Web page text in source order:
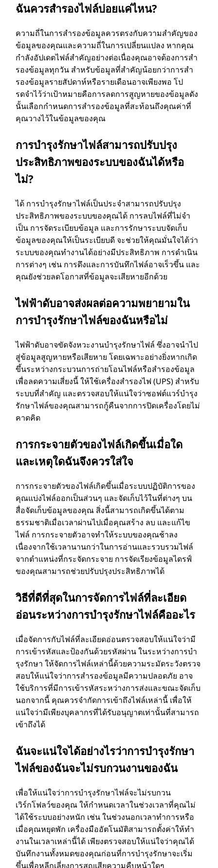
ฉันควรสํารองไฟล์บ่อยแค่ไหน?
ความถี่ในการสํารองข้อมูลควรตรงกับความสําคัญของ
ข้อมูลของคุณและความถี่ในการเปลี่ยนแปลง หากคุณ
กําลังอัปเดตไฟล์สําคัญอย่างต่อเนื่องคุณอาจต้องการสํา
รองข้อมูลทุกวัน สําหรับข้อมูลที่สําคัญน้อยกว่าการสํา
รองข้อมูลรายสัปดาห์หรือรายเดือนอาจเพียงพอ โป
รดจําไว้ว่าเป้าหมายคือการลดการสูญหายของข้อมูลดัง
นั้นเลือกกําหนดการสํารองข้อมูลที่สะท้อนถึงคุณค่าที่
คุณวางไว้ในข้อมูลของคุณ
การบํารุงรักษาไฟล์สามารถปรับปรุง
ประสิทธิภาพของระบบของฉันได้หรือ
ไม่?
ได้ การบํารุงรักษาไฟล์เป็นประจําสามารถปรับปรุง
ประสิทธิภาพของระบบของคุณได้ การลบไฟล์ที่ไม่จํา
เป็น การจัดระเบียบข้อมูล และการรักษาระบบจัดเก็บ
ข้อมูลของคุณให้เป็นระเบียบดี จะช่วยให้คุณมั่นใจได้ว่า
ระบบของคุณทํางานได้อย่างมีประสิทธิภาพ การดําเนิน
การต่างๆ เช่น การดึงและการบันทึกไฟล์อาจเร็วขึ้น และ
คุณยังช่วยลดโอกาสที่ข้อมูลจะเสียหายอีกด้วย
ไฟฟ้าดับอาจส่งผลต่อความพยายามใน
การบํารุงรักษาไฟล์ของฉันหรือไม่
ไฟฟ้าดับอาจขัดจังหวะงานบํารุงรักษาไฟล์ ซึ่งอาจนําไป
สู่ข้อมูลสูญหายหรือเสียหาย โดยเฉพาะอย่างยิ่งหากเกิด
ขึ้นระหว่างกระบวนการถ่ายโอนไฟล์หรือสํารองข้อมูล
เพื่อลดความเสี่ยงนี้ ให้ใช้เครื่องสํารองไฟ (UPS) สําหรับ
ระบบที่สําคัญ และตรวจสอบให้แน่ใจว่าซอฟต์แวร์บํารุง
รักษาไฟล์ของคุณสามารถกู้คืนจากการปิดเครื่องโดยไม่
คาดคิด
การกระจายตัวของไฟล์เกิดขึ้นเมื่อใด
และเหตุใดฉันจึงควรใส่ใจ
การกระจายตัวของไฟล์เกิดขึ้นเมื่อระบบปฏิบัติการของ
คุณแบ่งไฟล์ออกเป็นส่วนๆ และจัดเก็บไว้ในที่ต่างๆ บน
สื่อจัดเก็บข้อมูลของคุณ สิ่งนี้สามารถเกิดขึ้นได้ตาม
ธรรมชาติเมื่อเวลาผ่านไปเมื่อคุณสร้าง ลบ และแก้ไข
ไฟล์ การกระจายตัวอาจทําให้ระบบของคุณช้าลง
เนื่องจากใช้เวลานานกว่าในการอ่านและรวบรวมไฟล์
จากตําแหน่งที่กระจัดกระจาย การจัดเรียงข้อมูลไดรฟ์
ของคุณสามารถช่วยปรับปรุงประสิทธิภาพได้
วิธีที่ดีที่สุดในการจัดการไฟล์ที่ละเอียด
อ่อนระหว่างการบํารุงรักษาไฟล์คืออะไร
เมื่อจัดการกับไฟล์ที่ละเอียดอ่อนตรวจสอบให้แน่ใจว่ามี
การเข้ารหัสและป้องกันด้วยรหัสผ่าน ในระหว่างการบํา
รุงรักษา ให้จัดการไฟล์เหล่านี้ด้วยความระมัดระวังตรวจ
สอบให้แน่ใจว่าการสํารองข้อมูลมีความปลอดภัย อาจ
ใช้บริการที่มีการเข้ารหัสระหว่างการส่งและขณะจัดเก็บ
นอกจากนี้ คุณควรจํากัดการเข้าถึงไฟล์เหล่านี้ เพื่อให้
แน่ใจว่ามีเพียงบุคลากรที่ได้รับอนุญาตเท่านั้นที่สามารถ
เข้าถึงได้
ฉันจะแน่ใจได้อย่างไรว่าการบํารุงรักษา
ไฟล์ของฉันจะไม่รบกวนงานของฉัน
เพื่อให้แน่ใจว่าการบํารุงรักษาไฟล์จะไม่รบกวน
เวิร์กโฟลว์ของคุณ ให้กําหนดเวลาในช่วงเวลาที่คุณไม่
ได้ใช้ระบบอย่างหนัก เช่น ในช่วงนอกเวลาทําการหรือ
เมื่อคุณหยุดพัก เครื่องมืออัตโนมัติสามารถตั้งค่าให้ทํา
งานในเวลาเหล่านี้ได้ เพียงตรวจสอบให้แน่ใจว่าคุณได้
บันทึกงานทั้งหมดของคุณก่อนที่การบํารุงรักษาจะเริ่ม
ขึ้นเพื่อหลีกเลี่ยงการสูญเสียความคืบหน้าใดๆ